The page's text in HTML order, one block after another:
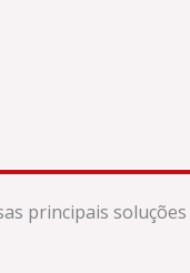
principais